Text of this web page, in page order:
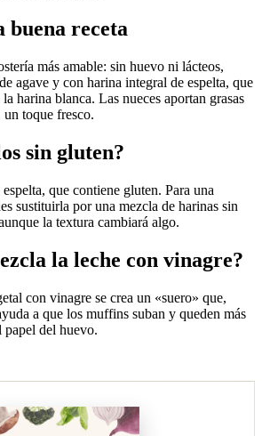
buena receta
más amable: sin huevo ni lácteos,
agave y con harina integral de espelta, que
harina blanca. Las nueces aportan grasas
un toque fresco.
sin gluten?
que contiene gluten. Para una
sustituirla por una mezcla de harinas sin
la textura cambiará algo.
la leche con vinagre?
con vinagre se crea un «suero» que,
a que los muffins suban y queden más
papel del huevo.